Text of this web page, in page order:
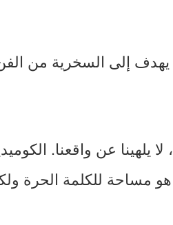
إلى السخرية من
يلهينا عن واقعنا.
مساحة للكلمة الحرة